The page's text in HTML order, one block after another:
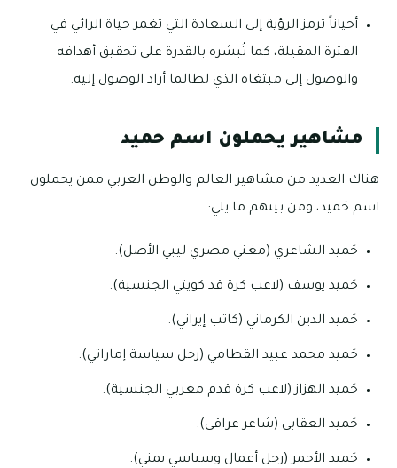
أحياناً ترمز الرؤية إلى السعادة التي تغمر حياة الرائي في
الفترة المقيلة، كما تُبشره بالقدرة على تحقيق أهدافه
والوصول إلى مبتغاه الذي لطالما أراد الوصول إليه.
مشاهير يحملون اسم حميد
هناك العديد من مشاهير العالم والوطن العربي ممن يحملون
اسم حَميد، ومن بينهم ما يلي:
حَميد الشاعري (مغني مصري ليبي الأصل).
حَميد يوسف (لاعب كرة قد كويتي الجنسية).
حَميد الدين الكرماني (كاتب إيراني).
حَميد محمد عبيد القطامي (رجل سياسة إماراتي).
حَميد الهزاز (لاعب كرة قدم مغربي الجنسية).
حَميد العقابي (شاعر عراقي).
حَميد الأحمر (رجل أعمال وسياسي يمني).